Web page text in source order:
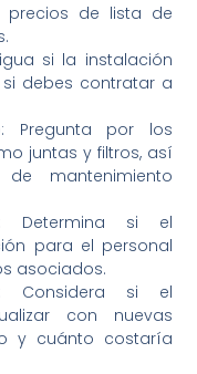
precios de lista de
si la instalación
debes contratar a
Pregunta por los
juntas y filtros, así
mantenimiento
Determina si el
para el personal
asociados.
Considera si el
con nuevas
y cuánto costaría